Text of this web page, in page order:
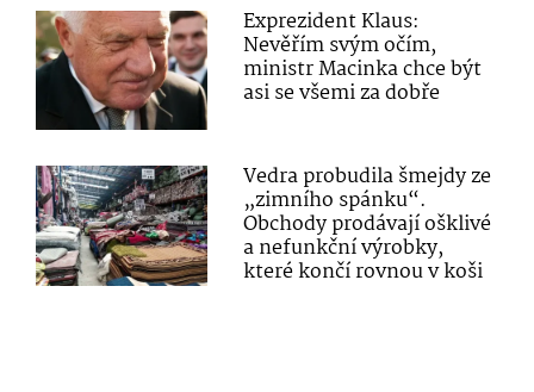
Exprezident Klaus:
Nevěřím svým očím,
ministr Macinka chce být
asi se všemi za dobře
Vedra probudila šmejdy ze
„zimního spánku“.
Obchody prodávají ošklivé
a nefunkční výrobky,
které končí rovnou v koši